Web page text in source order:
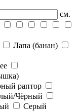
см.
Лапа (банан)
раптор
Чёрный
Серый